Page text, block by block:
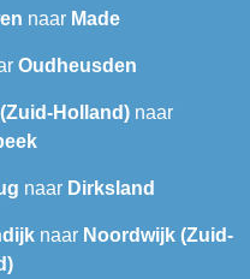
naar Made
Oudheusden
Holland)naar
naar Dirksland
naar Noordwijk (Zuid-